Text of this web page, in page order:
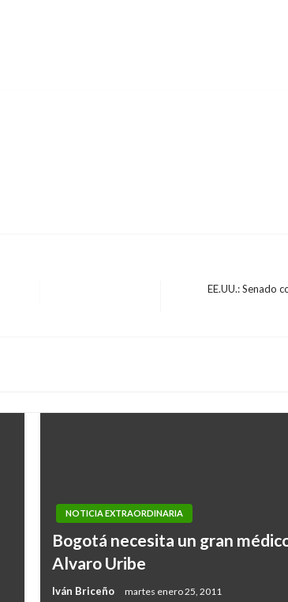
EE.UU.: Senado
NOTICIA EXTRAORDINARIA
Bogotá necesita un gran
Alvaro Uribe
Iván Briceño martes enero 25, 2011